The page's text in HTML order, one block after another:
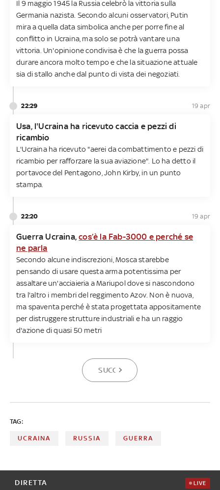
Il 9 maggio 1945 la Russia celebrò la vittoria sulla
Germania nazista. Secondo alcuni osservatori, Putin
mira a quella data simbolica anche per porre fine al
conflitto in Ucraina, ma solo se potrà vantare una
vittoria. Un'opinione condivisa è che la guerra possa
durare ancora molto tempo e che la situazione attuale
sia di stallo anche dal punto di vista dei negoziati.
22:29 19 apr
Usa, l'Ucraina ha ricevuto caccia e pezzi di
ricambio
L'Ucraina ha ricevuto "aerei da combattimento e pezzi di
ricambio per rafforzare la sua aviazione". Lo ha detto il
portavoce del Pentagono, John Kirby, in un punto
stampa.
22:20 19 apr
Guerra Ucraina,cos’è la Fab-3000 e perché se
ne parla
Secondo alcune indiscrezioni, Mosca starebbe
pensando di usare questa arma potentissima per
assaltare un'acciaieria a Mariupol dove si nascondono
tra l'altro i membri del reggimento Azov. Non è nuova,
ma spaventa perché è stata progettata appositamente
per distruggere strutture industriali e ha un raggio
d'azione di quasi 50 metri
SUCCESSIVA
TAG:
UCRAINA RUSSIA GUERRA
DIRETTA LIVE